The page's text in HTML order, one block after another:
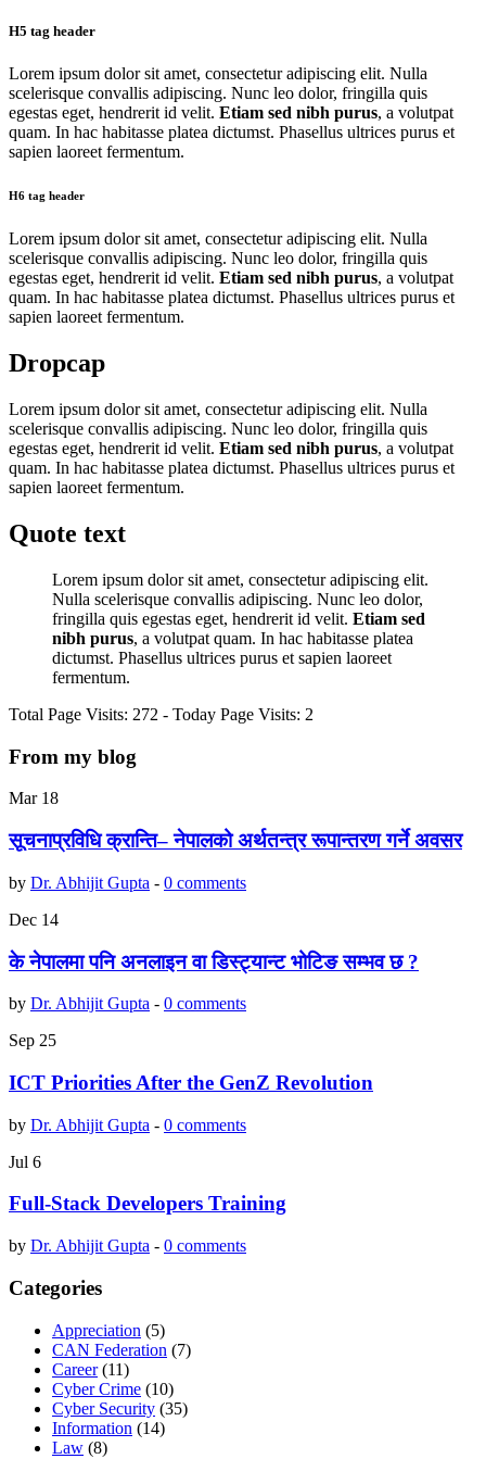
H5 tag header
Lorem ipsum dolor sit amet, consectetur adipiscing elit. Nulla
scelerisque convallis adipiscing. Nunc leo dolor, fringilla quis
egestas eget, hendrerit id velit. Etiam sed nibh purus, a volutpat
quam. In hac habitasse platea dictumst. Phasellus ultrices purus et
sapien laoreet fermentum.
H6 tag header
Lorem ipsum dolor sit amet, consectetur adipiscing elit. Nulla
scelerisque convallis adipiscing. Nunc leo dolor, fringilla quis
egestas eget, hendrerit id velit. Etiam sed nibh purus, a volutpat
quam. In hac habitasse platea dictumst. Phasellus ultrices purus et
sapien laoreet fermentum.
Dropcap
Lorem ipsum dolor sit amet, consectetur adipiscing elit. Nulla
scelerisque convallis adipiscing. Nunc leo dolor, fringilla quis
egestas eget, hendrerit id velit. Etiam sed nibh purus, a volutpat
quam. In hac habitasse platea dictumst. Phasellus ultrices purus et
sapien laoreet fermentum.
Quote text
Lorem ipsum dolor sit amet, consectetur adipiscing elit.
Nulla scelerisque convallis adipiscing. Nunc leo dolor,
fringilla quis egestas eget, hendrerit id velit. Etiam sed
nibh purus, a volutpat quam. In hac habitasse platea
dictumst. Phasellus ultrices purus et sapien laoreet
fermentum.
Total Page Visits: 272 - Today Page Visits: 2
From my blog
Mar 18
सूचनाप्रविधि क्रान्ति– नेपालको अर्थतन्त्र रूपान्तरण गर्ने अवसर
by Dr. Abhijit Gupta - 0 comments
Dec 14
के नेपालमा पनि अनलाइन वा डिस्ट्यान्ट भोटिङ सम्भव छ ?
by Dr. Abhijit Gupta - 0 comments
Sep 25
ICT Priorities After the GenZ Revolution
by Dr. Abhijit Gupta - 0 comments
Jul 6
Full-Stack Developers Training
by Dr. Abhijit Gupta - 0 comments
Categories
Appreciation (5)
CAN Federation (7)
Career(11)
Cyber Crime (10)
Cyber Security (35)
Information (14)
Law (8)